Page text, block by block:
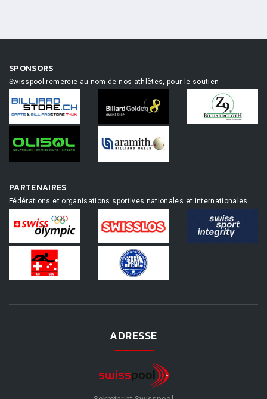
SPONSORS
Swisspool remercie au nom de nos athlètes, pour le soutien
PARTENAIRES
Fédérations et organisations sportives nationales et internationales
ADRESSE